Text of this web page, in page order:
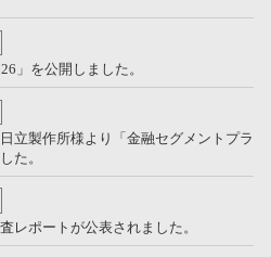
」を公開しました。
立製作所様より「金融セグメントプラ
た。
レポートが公表されました。